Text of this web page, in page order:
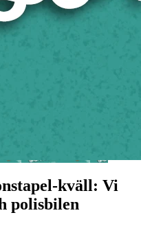
kväll: Vi
polisbilen